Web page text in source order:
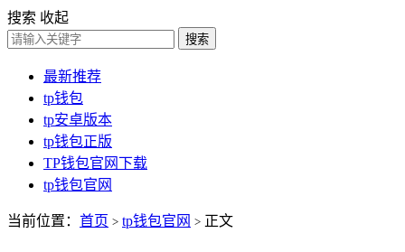
搜索 收起
搜索
最新推荐
tp钱包
tp安卓版本
tp钱包正版
TP钱包官网下载
tp钱包官网
当前位置： 首页 > tp钱包官网 > 正文